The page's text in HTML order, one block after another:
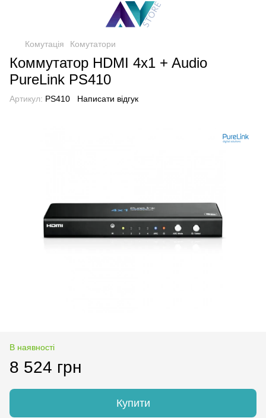
Комутація Комутатори
Коммутатор HDMI 4x1 + Audio
PureLink PS410
Артикул: PS410 Написати відгук
В наявності
8 524 грн
Купити